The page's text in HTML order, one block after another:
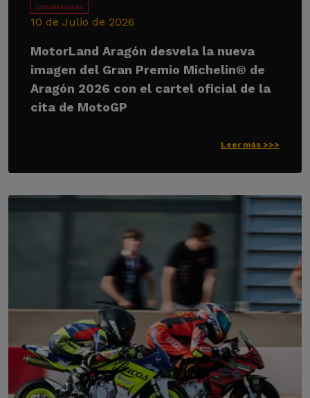
Competiciones
10 de Julio de 2026
MotorLand Aragón desvela la nueva
imagen del Gran Premio Michelin® de
Aragón 2026 con el cartel oficial de la
cita de MotoGP
Leer más >>>